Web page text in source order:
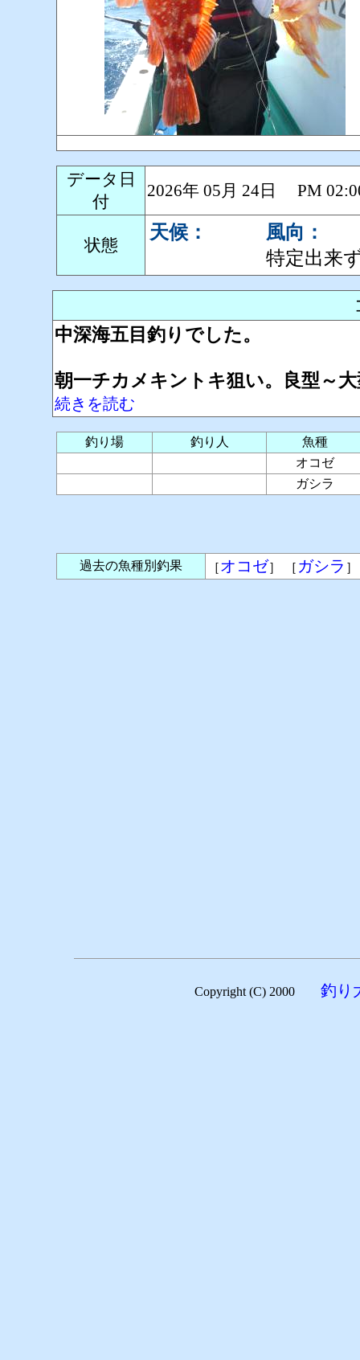
データ日
付
2026年 05月 24日 PM
状態
天候：
風向：
特定出来
中深海五目釣りでした。
朝一チカメキントキ狙い。良型～
続きを読む
釣り場 釣り人
魚種
オコゼ
ガシラ
過去の魚種別釣果 ［オコゼ］ ［ ガシラ
Copyright (C) 2000 釣り